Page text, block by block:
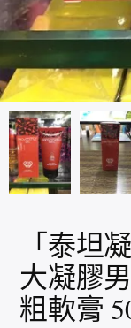
「泰坦
大凝膠
粗軟膏